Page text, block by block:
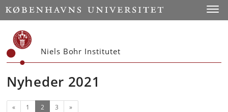
Start
Niels Bohr Institutet
Nyheder 2021
Forrige
« 1 2(nuværende)
3 Næste
»